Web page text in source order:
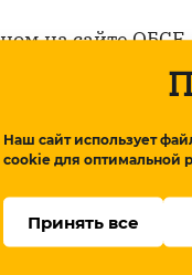
Наш сайт использует
cookie для оптимальной
Принять все
на сайте ОБСЕ.
линии